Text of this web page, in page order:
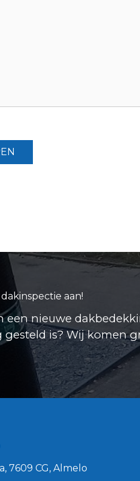
aan!
een nieuwe
is? Wij komen
7609 CG, Almelo